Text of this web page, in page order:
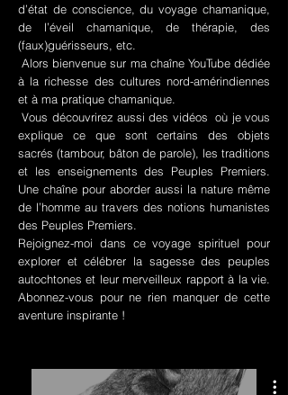
d’état de conscience, du voyage chamanique,
de l’éveil chamanique, de thérapie, des
(faux)guérisseurs, etc.
Alors bienvenue sur ma chaîne YouTube dédiée
à la richesse des cultures nord-amérindiennes
et à ma pratique chamanique.
Vous découvrirez aussi des vidéos où je vous
explique ce que sont certains des objets
sacrés (tambour, bâton de parole), les traditions
et les enseignements des Peuples Premiers.
Une chaîne pour aborder aussi la nature même
de l’homme au travers des notions humanistes
des Peuples Premiers.
Rejoignez-moi dans ce voyage spirituel pour
explorer et célébrer la sagesse des peuples
autochtones et leur merveilleux rapport à la vie.
Abonnez-vous pour ne rien manquer de cette
aventure inspirante !